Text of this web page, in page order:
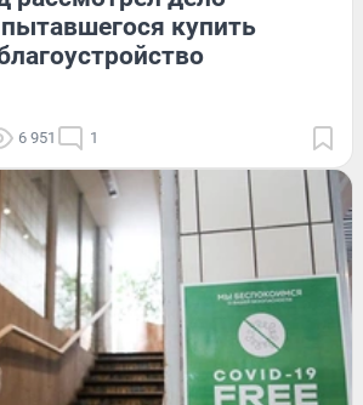
купить
6 951 1